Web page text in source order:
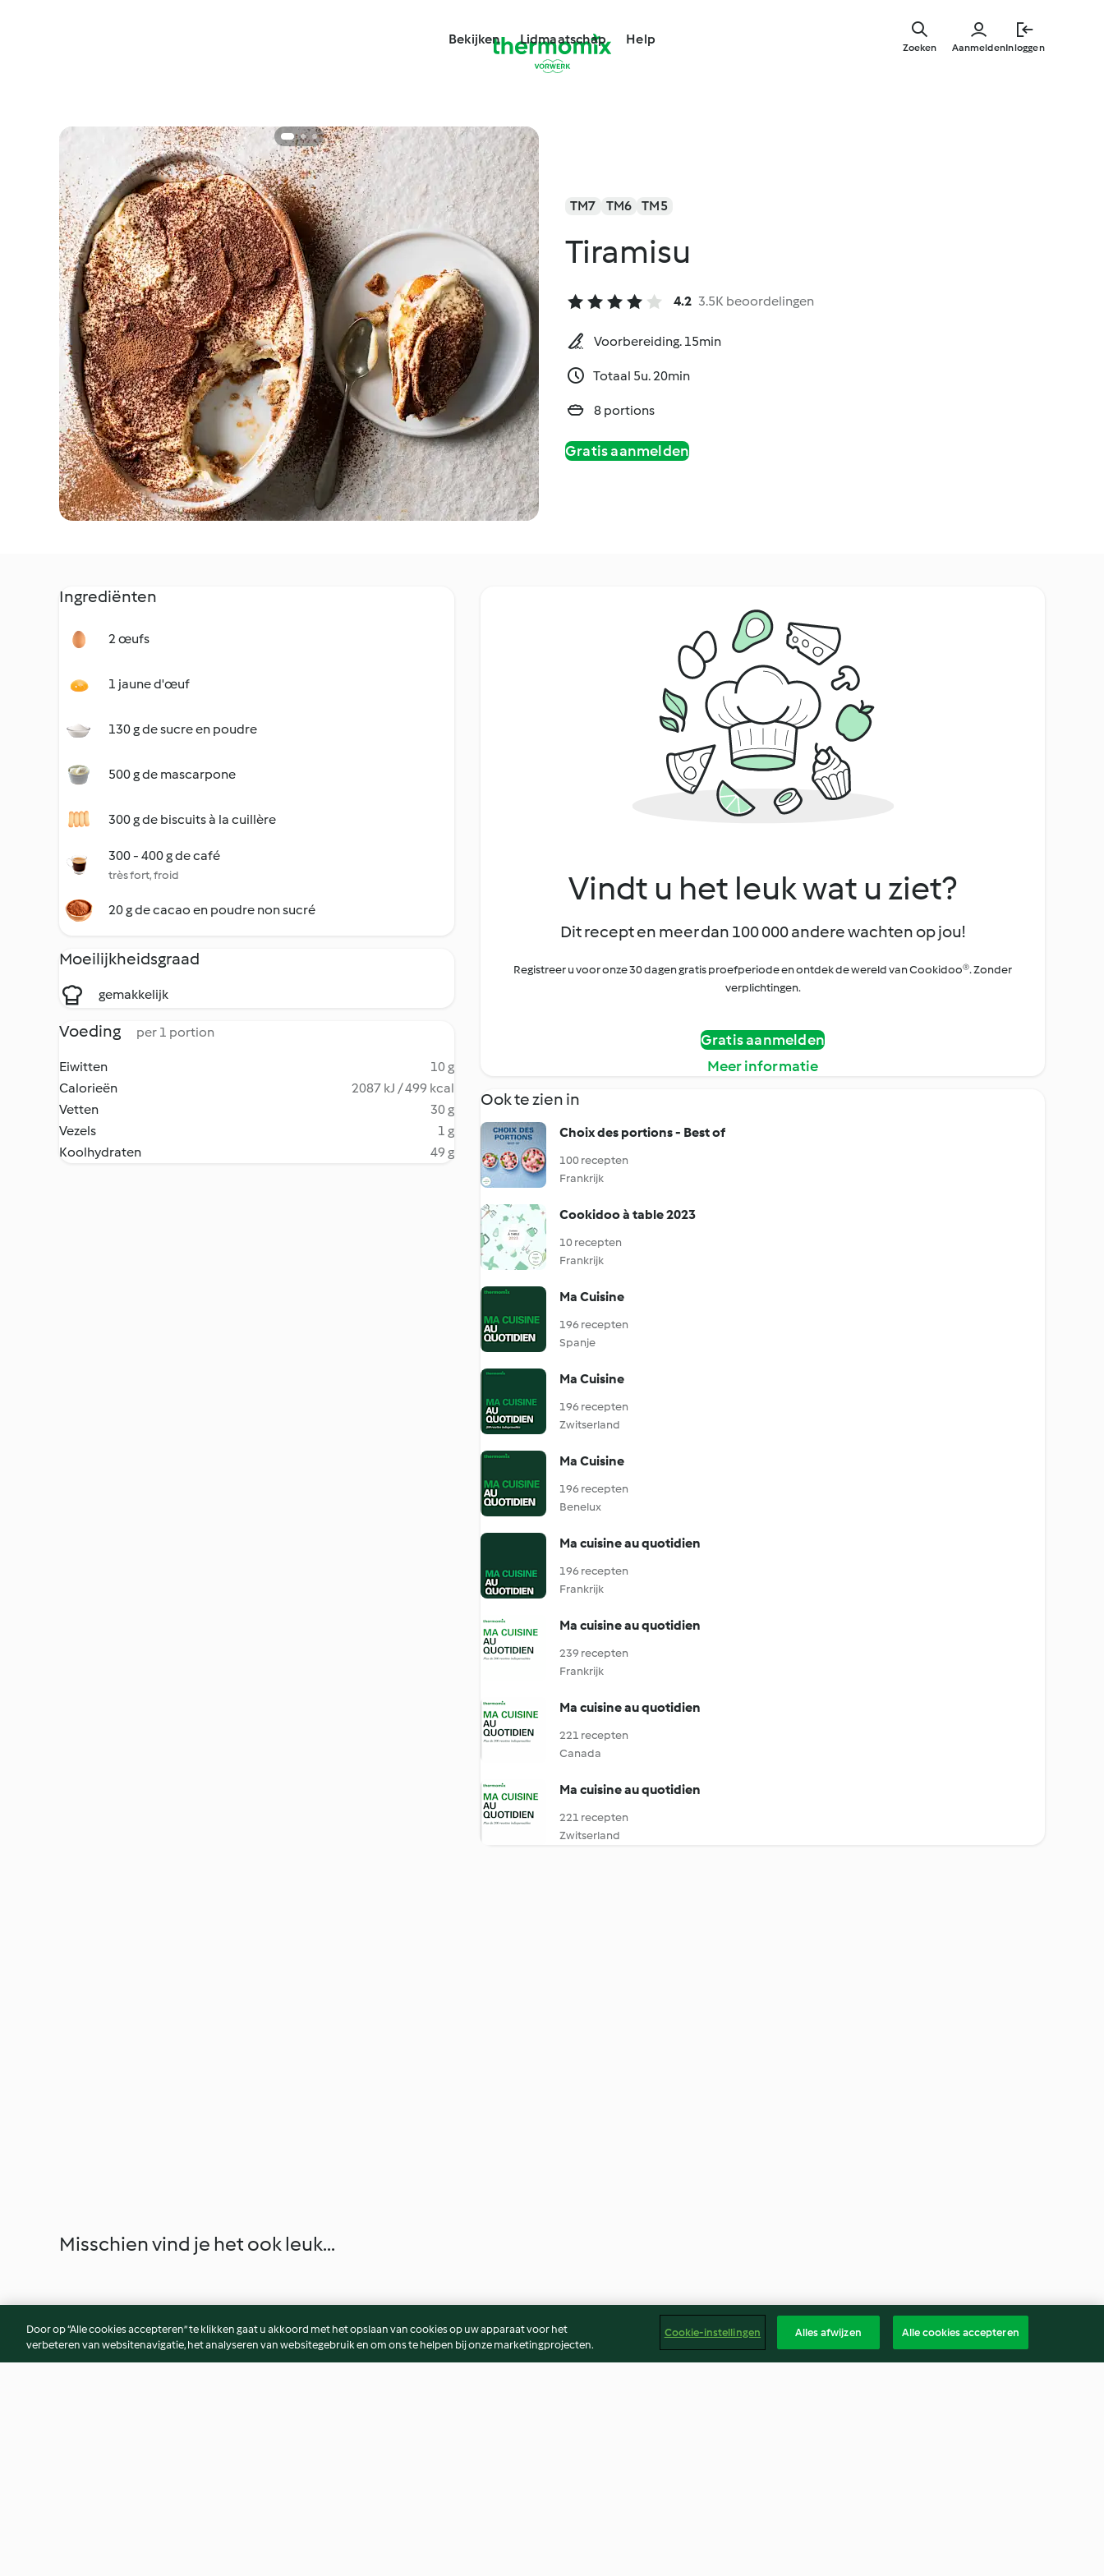
Bekijken Lidmaatschap Help
AanmeldenInloggen
Zoeken
TM7 TM6 TM5
Tiramisu
4.2 3.5K beoordelingen
Voorbereiding. 15min
Totaal 5u. 20min
8 portions
Gratis aanmelden
Ingrediënten
2 œufs
1 jaune d'œuf
130 g de sucre en poudre
500 g de mascarpone
300 g de biscuits à la cuillère
300 - 400 g de café
très fort, froid
20 g de cacao en poudre non sucré
Moeilijkheidsgraad
gemakkelijk
Voeding per 1 portion
Eiwitten
10 g
Calorieën
2087 kJ / 499 kcal
Vetten
30 g
Vezels
1 g
Koolhydraten
49 g
Vindt u het leuk wat u ziet?
Dit recept en meer dan 100 000 andere wachten op jou!
Registreer u voor onze 30 dagen gratis proefperiode en ontdek de wereld van Cookidoo®. Zonder
verplichtingen.
Gratis aanmelden
Meer informatie
Ook te zien in
Choix des portions - Best of
100 recepten
Frankrijk
Cookidoo à table 2023
10 recepten
Frankrijk
Ma Cuisine
196 recepten
Spanje
Ma Cuisine
196 recepten
Zwitserland
Ma Cuisine
196 recepten
Benelux
Ma cuisine au quotidien
196 recepten
Frankrijk
Ma cuisine au quotidien
239 recepten
Frankrijk
Ma cuisine au quotidien
221 recepten
Canada
Ma cuisine au quotidien
221 recepten
Zwitserland
Misschien vind je het ook leuk...
Door op “Alle cookies accepteren” te klikken gaat u akkoord met het opslaan van cookies op uw apparaat voor het
verbeteren van websitenavigatie, het analyseren van websitegebruik en om ons te helpen bij onze marketingprojecten.
Cookie-instellingen Alles afwijzen Alle cookies accepteren